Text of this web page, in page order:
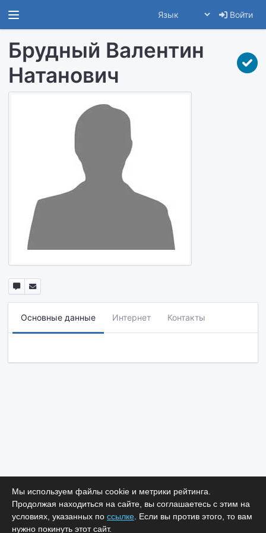
Войти
Брудный Валентин
Натанович
Основные данные Интернет Контакты
Мы используем файлы cookie и метрики рейтинга.
Продолжая находиться на сайте, вы соглашаетесь с этим на
условиях, указанных по ссылке . Если вы против этого, то вам
нужно покинуть этот сайт.